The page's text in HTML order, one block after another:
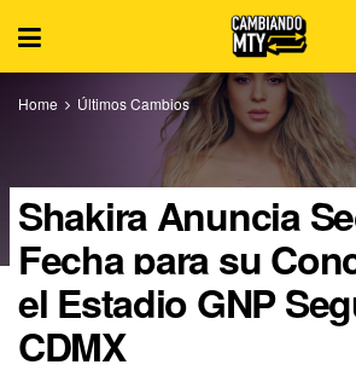
Home Últimos Cambios
Shakira Anuncia
Fecha para su
el Estadio GNP
CDMX